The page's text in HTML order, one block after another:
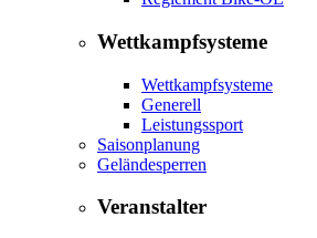
Wettkampfsysteme
Wettkampfsysteme
Generell
Leistungssport
Saisonplanung
Geländesperren
Veranstalter